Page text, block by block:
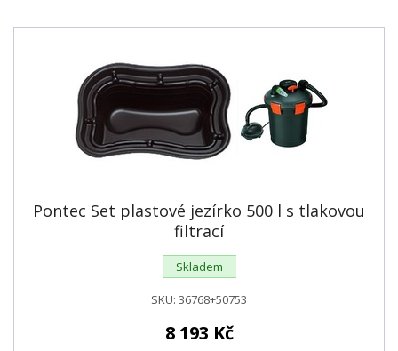
Pontec Set plastové jezírko 500 l s tlakovou
filtrací
Skladem
SKU: 36768+50753
8 193 Kč